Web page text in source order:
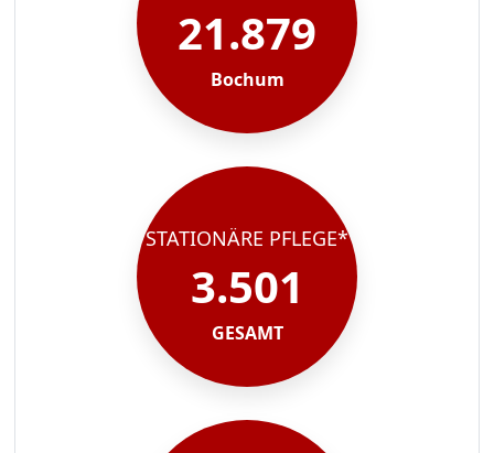
21.879
Bochum
STATIONÄRE PFLEGE*
3.501
GESAMT